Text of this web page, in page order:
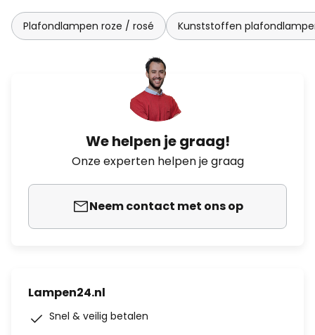
Plafondlampen roze / rosé Kunststoffen
We helpen je graag!
Onze experten helpen je graag
Neem contact met ons op
Lampen24.nl
Snel & veilig betalen